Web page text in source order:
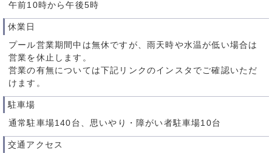
午前10時から午後5時
休業日
プール営業期間中は無休ですが、雨天時や水温が低い場合は
営業を休止します。
営業の有無については下記リンクのインスタでご確認いただ
けます。
駐車場
通常駐車場140台、思いやり・障がい者駐車場10台
交通アクセス